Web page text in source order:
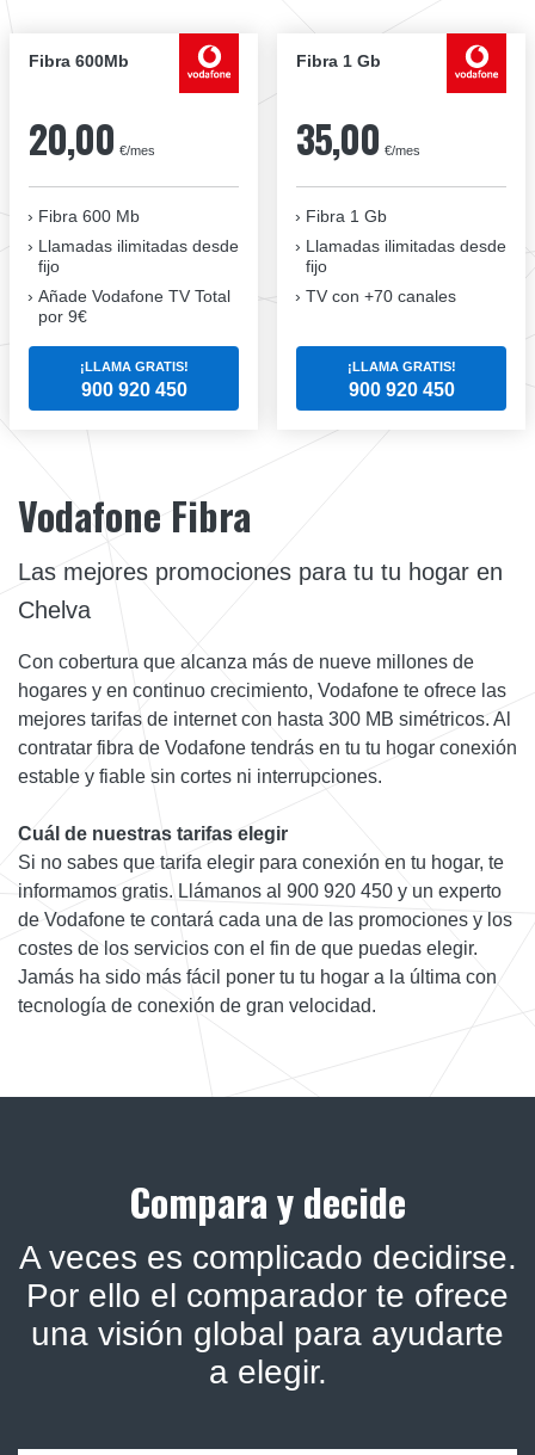
Fibra 600Mb
20,00 €/mes
Fibra 600 Mb
Llamadas ilimitadas desde
fijo
Añade Vodafone TV Total
por 9€
¡LLAMA GRATIS!
900 920 450
Fibra 1 Gb
35,00 €/mes
Fibra 1 Gb
Llamadas ilimitadas desde
fijo
TV con +70 canales
¡LLAMA GRATIS!
900 920 450
Vodafone Fibra
Las mejores promociones para tu tu hogar en
Chelva
Con cobertura que alcanza más de nueve millones de
hogares y en continuo crecimiento, Vodafone te ofrece las
mejores tarifas de internet con hasta 300 MB simétricos. Al
contratar fibra de Vodafone tendrás en tu tu hogar conexión
estable y fiable sin cortes ni interrupciones.
Cuál de nuestras tarifas elegir
Si no sabes que tarifa elegir para conexión en tu hogar, te
informamos gratis. Llámanos al 900 920 450 y un experto
de Vodafone te contará cada una de las promociones y los
costes de los servicios con el fin de que puedas elegir.
Jamás ha sido más fácil poner tu tu hogar a la última con
tecnología de conexión de gran velocidad.
Compara y decide
A veces es complicado decidirse.
Por ello el comparador te ofrece
una visión global para ayudarte
a elegir.